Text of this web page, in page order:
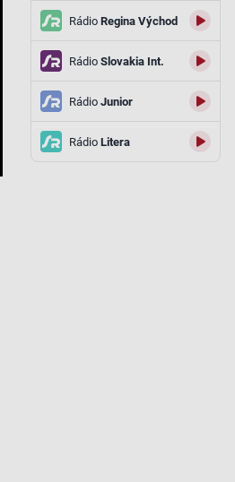
RádioRegina Východ
RádioSlovakia Int.
RádioJunior
RádioLitera